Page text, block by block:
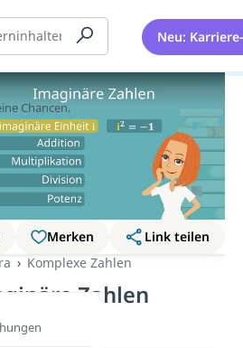
Neu:
Merken
Link teilen
Komplexe Zahlen
Zahlen
Chancen.